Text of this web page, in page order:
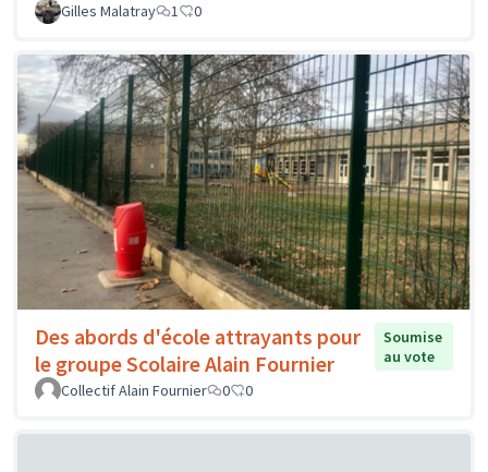
Gilles Malatray
1 0
Des abords d'école attrayants pour
le groupe Scolaire Alain Fournier
Soumise
au vote
Collectif Alain Fournier
0 0